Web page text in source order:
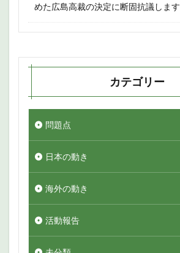
めた広島高裁の決定に断固抗議します
カテゴリー
問題点
日本の動き
海外の動き
活動報告